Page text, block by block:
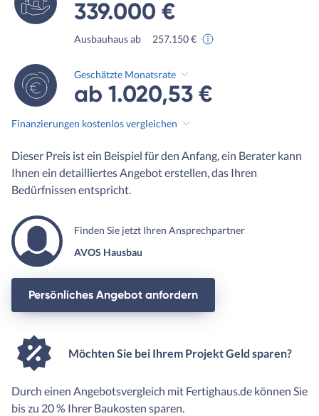
339.000 €
Ausbauhaus ab 257.150 €
Geschätzte Monatsrate
ab 1.020,53 €
Finanzierungen kostenlos vergleichen
Dieser Preis ist ein Beispiel für den Anfang, ein Berater kann
Ihnen ein detailliertes Angebot erstellen, das Ihren
Bedürfnissen entspricht.
Finden Sie jetzt Ihren Ansprechpartner
AVOS Hausbau
Persönliches Angebot anfordern
Möchten Sie bei Ihrem Projekt Geld sparen?
Durch einen Angebotsvergleich mit Fertighaus.de können Sie
bis zu 20 % Ihrer Baukosten sparen.